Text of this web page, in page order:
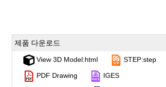
제품 다운로드
View 3D Model:html STEP:step
PDF Drawing IGES